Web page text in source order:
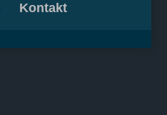
Kontakt